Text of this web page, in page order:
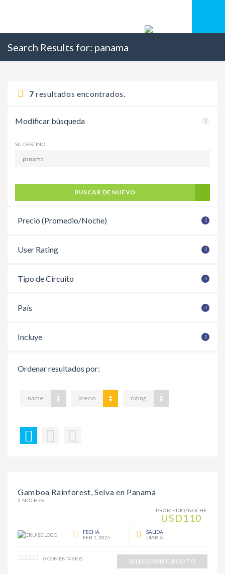
Search Results for: panama
7 resultados encontrados.
Modificar búsqueda
SU DESTINO
BUSCAR DE NUEVO
Precio (Promedio/Noche)
User Rating
Tipo de Circuito
País
Incluye
Ordenar resultados por:
name precio rating
Gamboa Rainforest, Selva en Panamá
2 NOCHES
PROMEDIO/NOCHE
USD110
FECHA
FEB 1, 2025
SALIDA
DIARIA
0 COMENTARIOS SELECCIONE CIRCUITO